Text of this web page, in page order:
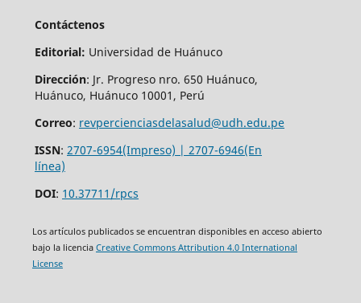
Contáctenos
Editorial: Universidad de Huánuco
Dirección: Jr. Progreso nro. 650 Huánuco,
Huánuco, Huánuco 10001, Perú
Correo: revpercienciasdelasalud@udh.edu.pe
ISSN: 2707-6954(Impreso) | 2707-6946(En
línea)
DOI: 10.37711/rpcs
Los artículos publicados se encuentran disponibles en acceso abierto
bajo la licencia Creative Commons Attribution 4.0 International
License